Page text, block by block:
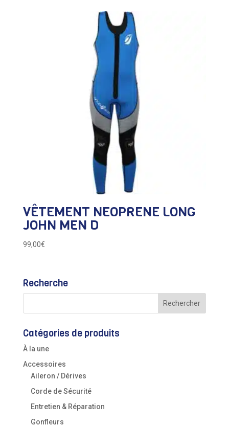
VÊTEMENT NEOPRENE LONG
JOHN MEN D
99,00€
Recherche
Catégories de produits
À la une
Accessoires
Aileron / Dérives
Corde de Sécurité
Entretien & Réparation
Gonfleurs